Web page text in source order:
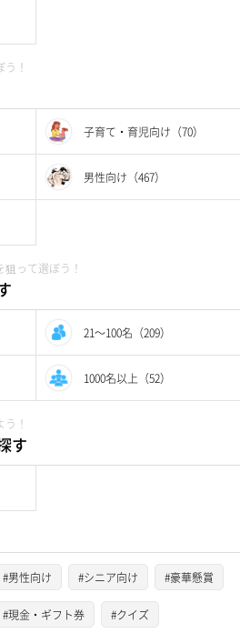
！
子育て・育児向け（70）
男性向け（467）
って選ぼう！
21〜100名（209）
1000名以上（52）
！
す
#男性向け #シニア向け #豪華懸賞
#現金・ギフト券 #クイズ